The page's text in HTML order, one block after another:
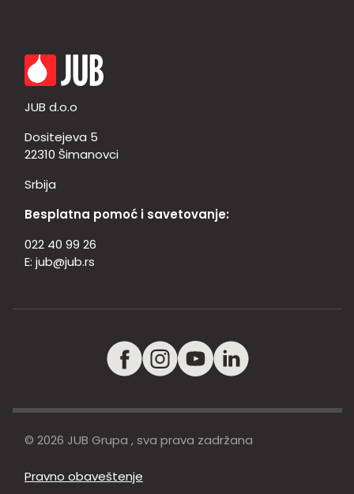
JUB d.o.o
Dositejeva 5
22310 Šimanovci
Srbija
Besplatna pomoć i savetovanje:
022 40 99 26
E: jub@jub.rs
© 2026 JUB Grupa , sva prava zadržana
Pravno obaveštenje